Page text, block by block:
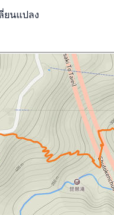
ยนแปลง